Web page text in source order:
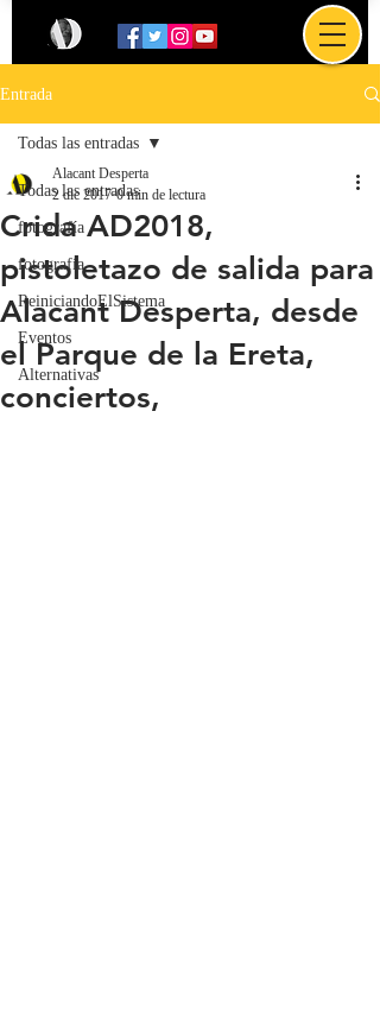
Entrada
Todas las entradas
fotografía
fotografía
ReiniciandoElSistema
Eventos
Alternativas
Todas las entradas
Crida AD2018,
pistoletazo de salida para
Alacant Desperta, desde
el Parque de la Ereta,
conciertos,
Alacant Desperta
2 dic 2017 0 min de lectura